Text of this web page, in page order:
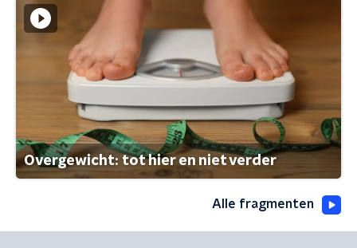
Overgewicht: tot hier en niet verder
Alle fragmenten